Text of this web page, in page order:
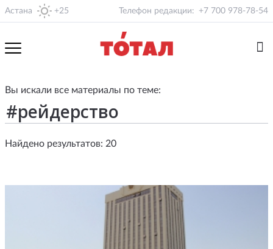
Астана +25 Телефон редакции: +7 700 978-78-54
Вы искали все материалы по теме:
Найдено результатов: 20